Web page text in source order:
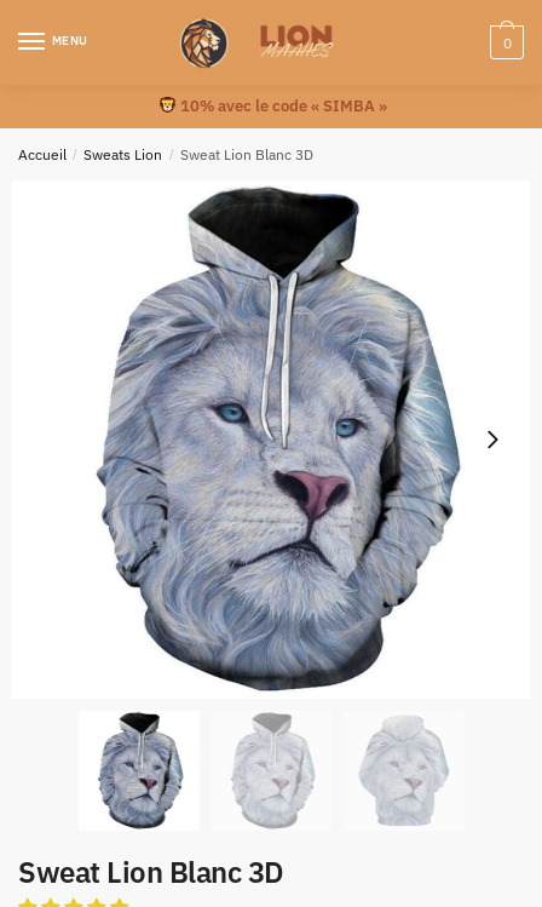
MENU 0
10% avec le code « SIMBA »
Accueil / Sweats Lion / Sweat Lion Blanc 3D
Sweat Lion Blanc 3D